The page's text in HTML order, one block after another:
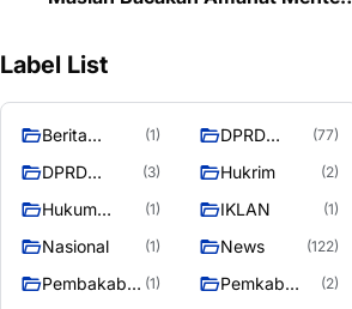
Label List
Berita
Raya
(1)
DPRD
Raya
(77)
DPRD
RAYA
(3) Hukrim (2)
Hukum
(1) IKLAN (1)
Nasional (1) News (122)
Pembakab
(1)
Pemkab
(2)